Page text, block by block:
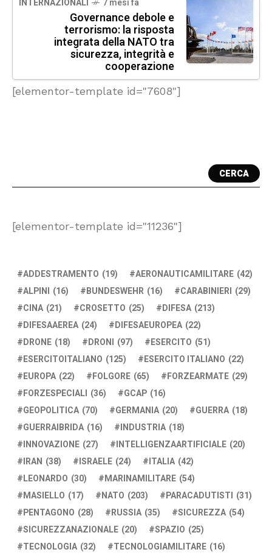
INTERNAZIONALI 7 mesi fa
Governance debole e
terrorismo: la risposta
integrata della NATO tra
sicurezza, integrità e
cooperazione
[elementor-template id="7608"]
CERCA
[elementor-template id="11236"]
ADDESTRAMENTO (19) AERONAUTICAMILITARE (42)
ALPINI (16) BUNDESWEHR (16) CARABINIERI (29)
CINA (21) CROSETTO (25) DIFESA (213)
DIFESAAEREA (24) DIFESAEUROPEA (22)
DRONE (18) DRONI (97) ESERCITO (51)
ESERCITOITALIANO (125) ESERCITO ITALIANO (22)
EUROPA (22) FOLGORE (65) FORZEARMATE (29)
FORZESPECIALI (36) GCAP (16)
GEOPOLITICA (70) GERMANIA (20) GUERRA (18)
GUERRAIBRIDA (16) INDUSTRIA (18)
INNOVAZIONE (27) INTELLIGENZAARTIFICIALE (20)
IRAN (38) ISRAELE (24) ITALIA (42)
LEONARDO (30) MARINAMILITARE (54)
MASIELLO (17) NATO (203) PARACADUTISTI (31)
PENTAGONO (28) RUSSIA (35) SICUREZZA (54)
SICUREZZANAZIONALE (20) SPAZIO (25)
TECNOLOGIA (32) TECNOLOGIAMILITARE (16)